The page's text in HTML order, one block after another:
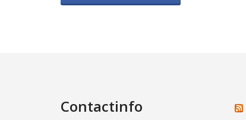
Contactinfo